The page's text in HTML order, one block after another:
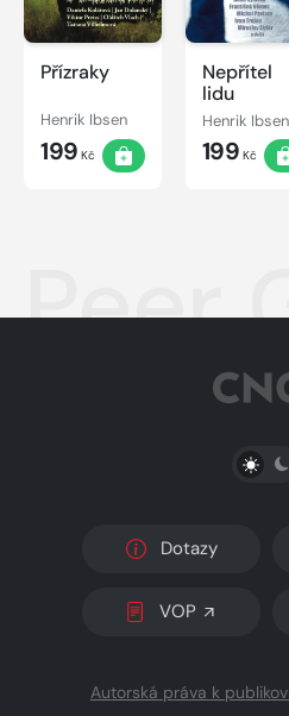
Přízraky
Henrik Ibsen
199 Kč
Nepřítel
lidu
Henrik Ibsen
199 Kč
Peer
Dotazy
VOP
Autorská práva k